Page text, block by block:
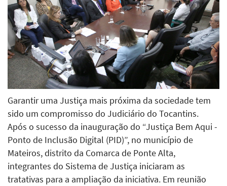
Garantir uma Justiça mais próxima da sociedade tem
sido um compromisso do Judiciário do Tocantins.
Após o sucesso da inauguração do “Justiça Bem Aqui -
Ponto de Inclusão Digital (PID)”, no município de
Mateiros, distrito da Comarca de Ponte Alta,
integrantes do Sistema de Justiça iniciaram as
tratativas para a ampliação da iniciativa. Em reunião